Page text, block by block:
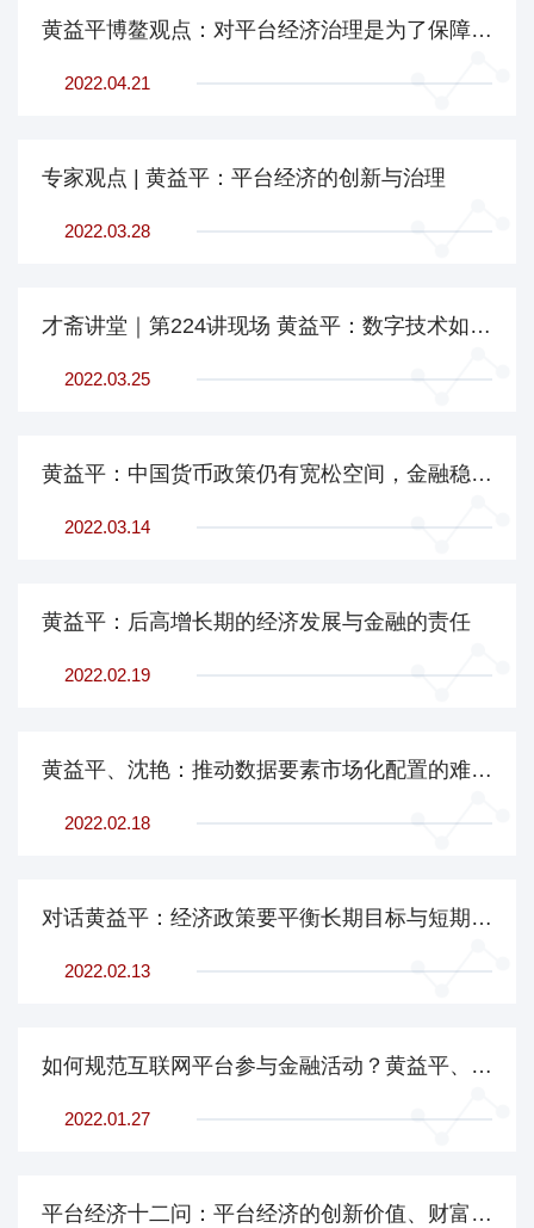
黄益平博鳌观点：对平台经济治理是为了保障公平竞争
2022.04.21
专家观点 | 黄益平：平台经济的创新与治理
2022.03.28
才斋讲堂｜第224讲现场 黄益平：数字技术如何改变金融
2022.03.25
黄益平：中国货币政策仍有宽松空间，金融稳定保障基金主要解决资本金和现金流问题
2022.03.14
黄益平：后高增长期的经济发展与金融的责任
2022.02.19
黄益平、沈艳：推动数据要素市场化配置的难点与思路
2022.02.18
对话黄益平：经济政策要平衡长期目标与短期效应，金融改革迫在眉睫 | 驭势2022
2022.02.13
如何规范互联网平台参与金融活动？黄益平、沈艳：以“疏”代“堵”，兼顾创新与稳定
2022.01.27
平台经济十二问：平台经济的创新价值、财富分化与监管难题